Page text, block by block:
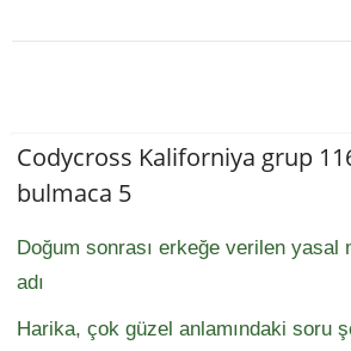
Codycross Kaliforniya grup
bulmaca 5
Doğum sonrası erkeğe verilen yasal
adı
Harika, çok güzel anlamındaki soru